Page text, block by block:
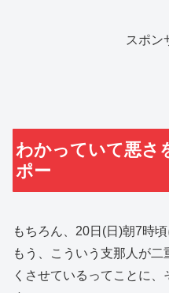
スポン
わかっていて悪さ
ポー
もちろん、20日(日)朝7時
もう、こういう支那人が
くさせているってことに